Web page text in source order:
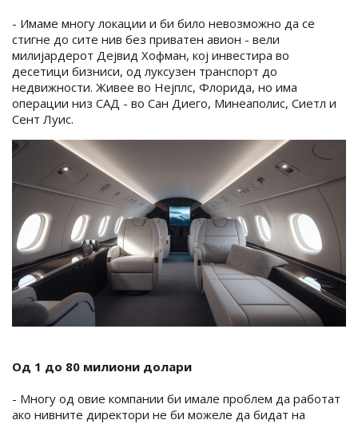
- Имаме многу локации и би било невозможно да се
стигне до сите нив без приватен авион - вели
милијардерот Дејвид Хофман, кој инвестира во
десетици бизниси, од луксузен транспорт до
недвижности. Живее во Нејплс, Флорида, но има
операции низ САД - во Сан Диего, Минеаполис, Сиетл и
Сент Луис.
Од 1 до 80 милиони долари
- Многу од овие компании би имале проблем да работат
ако нивните директори не би можеле да бидат на